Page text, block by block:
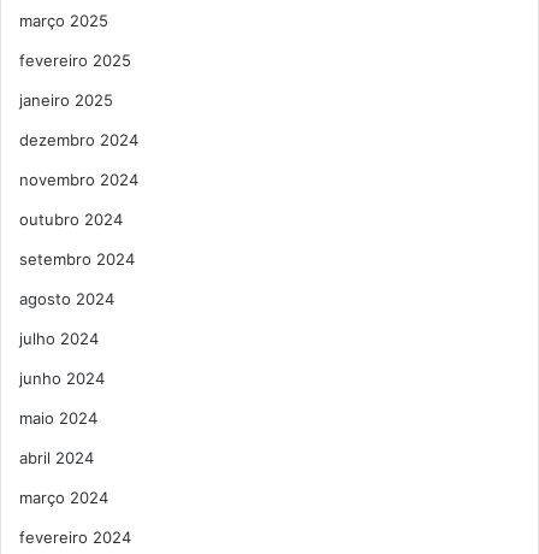
março 2025
fevereiro 2025
janeiro 2025
dezembro 2024
novembro 2024
outubro 2024
setembro 2024
agosto 2024
julho 2024
junho 2024
maio 2024
abril 2024
março 2024
fevereiro 2024